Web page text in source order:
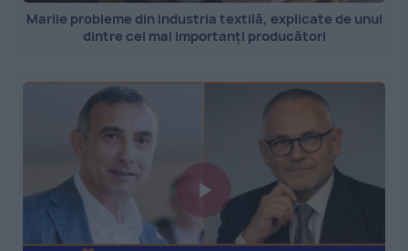
Marile probleme din industria textilă, explicate de unul
dintre cei mai importanți producători